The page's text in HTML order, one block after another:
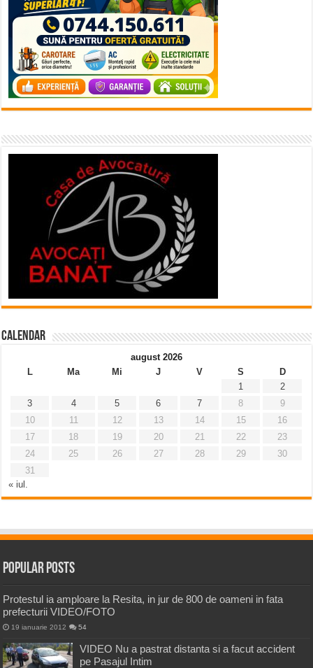
Calendar
august 2026
L
Ma Mi J V S
D
1
2
3
4 5 6 7 8
9
10
11 12 13 14 15
16
17
18 19 20 21 22
23
24
25 26 27 28 29
30
31
« iul.
Popular Posts
Protestul ia amploare la Resita, in jur de 800 de oameni in fata
prefecturii VIDEO/FOTO
19 ianuarie 2012 54
VIDEO Nu a pastrat distanta si a facut accident
pe Pasajul Intim